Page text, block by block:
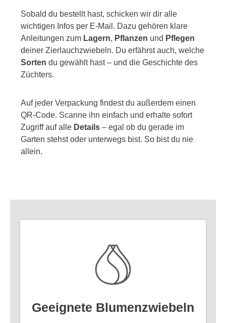
Sobald du bestellt hast, schicken wir dir alle
wichtigen Infos per E-Mail. Dazu gehören klare
Anleitungen zum Lagern, Pflanzen und Pflegen
deiner Zierlauchzwiebeln. Du erfährst auch, welche
Sorten du gewählt hast – und die Geschichte des
Züchters.
Auf jeder Verpackung findest du außerdem einen
QR-Code. Scanne ihn einfach und erhalte sofort
Zugriff auf alle Details – egal ob du gerade im
Garten stehst oder unterwegs bist. So bist du nie
allein.
Geeignete Blumenzwiebeln